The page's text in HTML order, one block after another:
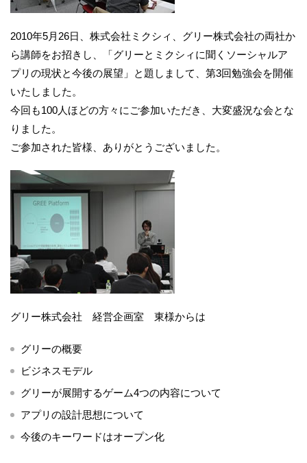
2010年5月26日、株式会社ミクシィ、グリー株式会社の両社か
ら講師をお招きし、「グリーとミクシィに聞くソーシャルア
プリの現状と今後の展望」と題しまして、第3回勉強会を開催
いたしました。
今回も100人ほどの方々にご参加いただき、大変盛況な会とな
りました。
ご参加された皆様、ありがとうございました。
グリー株式会社 経営企画室 東様からは
グリーの概要
ビジネスモデル
グリーが展開するゲーム4つの内容について
アプリの設計思想について
今後のキーワードはオープン化